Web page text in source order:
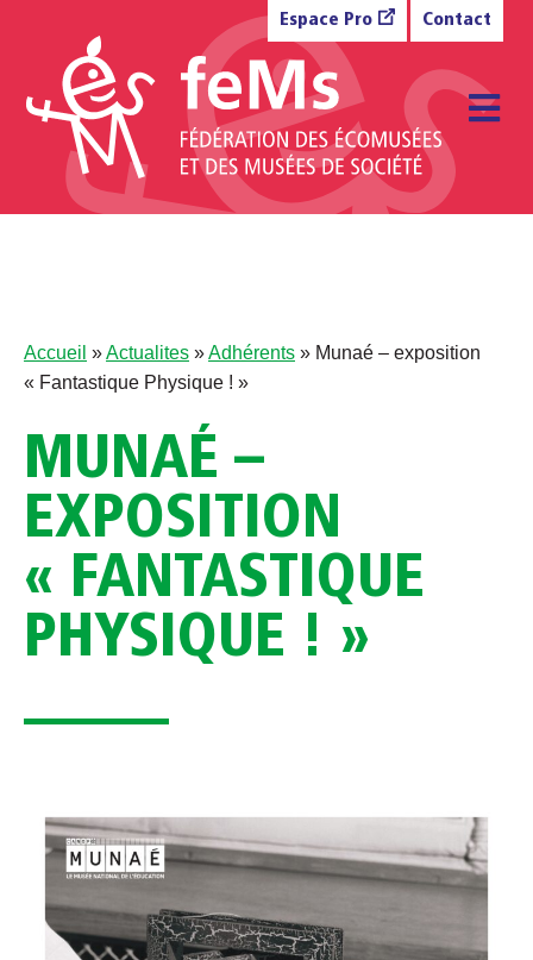
Espace Pro Contact
Accueil »Actualites »Adhérents » Munaé – exposition
« Fantastique Physique ! »
MUNAÉ –
EXPOSITION
« FANTASTIQUE
PHYSIQUE ! »